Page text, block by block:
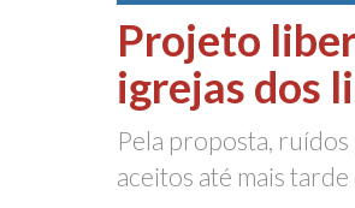
Projeto
igrejas dos
Pela proposta,
aceitos até mais tarde